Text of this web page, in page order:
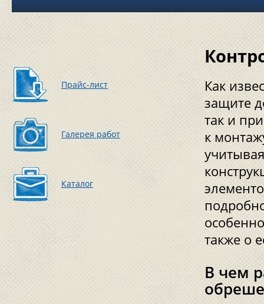
Прайс-лист
Галерея работ
Каталог
Как
защите
так и
к
также о
В чем